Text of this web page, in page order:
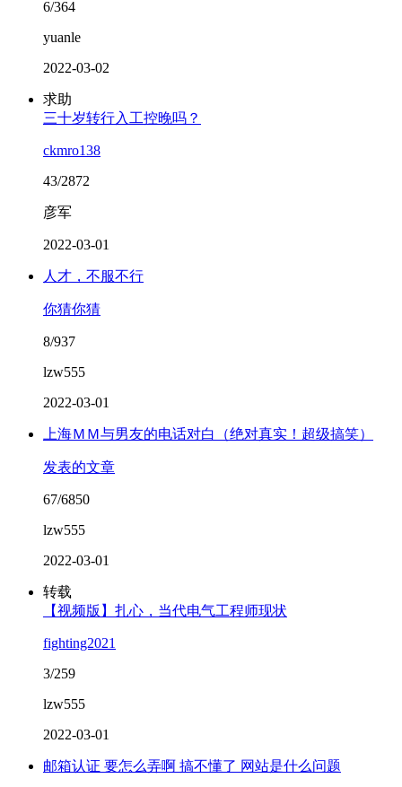
6/364
yuanle
2022-03-02
求助
三十岁转行入工控晚吗？
ckmro138
43/2872
彦军
2022-03-01
人才，不服不行
你猜你猜
8/937
lzw555
2022-03-01
上海ＭＭ与男友的电话对白（绝对真实！超级搞笑）
发表的文章
67/6850
lzw555
2022-03-01
转载
【视频版】扎心，当代电气工程师现状
fighting2021
3/259
lzw555
2022-03-01
邮箱认证 要怎么弄啊 搞不懂了 网站是什么问题